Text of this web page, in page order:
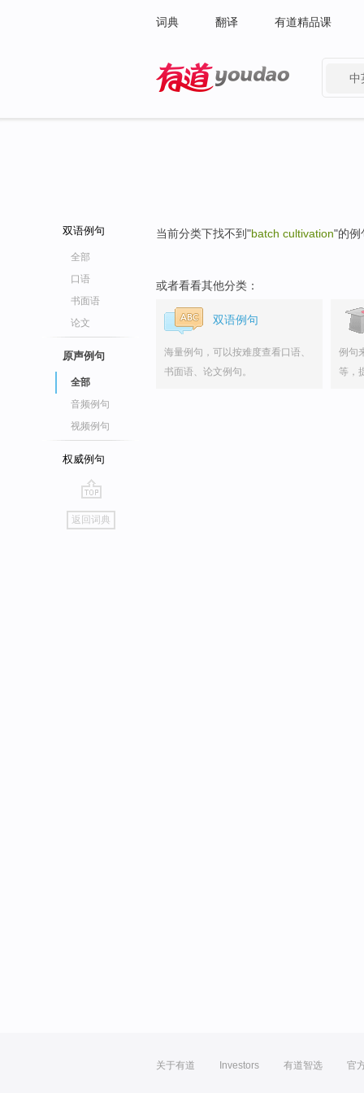
词典 翻译 有道精品课
中
双语例句
全部
口语
书面语
论文
原声例句
全部
音频例句
视频例句
权威例句
go
top
返回词典
当前分类下找不到"batch cultivation"的例
或者看看其他分类：
双语例句
海量例句，可以按难度查看口语、
书面语、论文例句。
例句
等，
关于有道 Investors 有道智选 官